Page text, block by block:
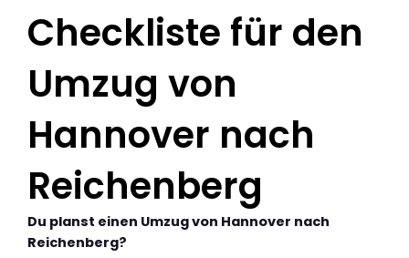
Checkliste für den
Umzug von
Hannover nach
Reichenberg
Du planst einen Umzug von Hannover nach
Reichenberg?